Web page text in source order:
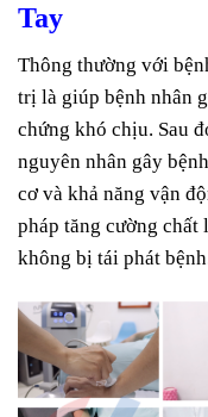
Tay
Thông thường với
trị là giúp bệnh nhân
chứng khó chịu. Sau
nguyên nhân gây
cơ và khả năng vận
pháp tăng cường chất
không bị tái phát